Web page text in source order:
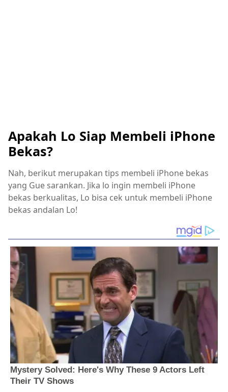
Apakah Lo Siap Membeli iPhone
Bekas?
Nah, berikut merupakan tips membeli iPhone bekas
yang Gue sarankan. Jika lo ingin membeli iPhone
bekas berkualitas, Lo bisa cek untuk membeli iPhone
bekas andalan Lo!